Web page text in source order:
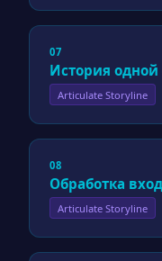
07
История
Articulate Storyline
08
Обработка
Articulate Storyline